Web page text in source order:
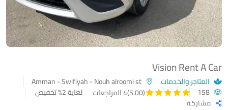
Vision Rent A Car
المتاجر والخدمات
(5.00) 4 المراجعات لغاية 2% تخفيض
مشاركة